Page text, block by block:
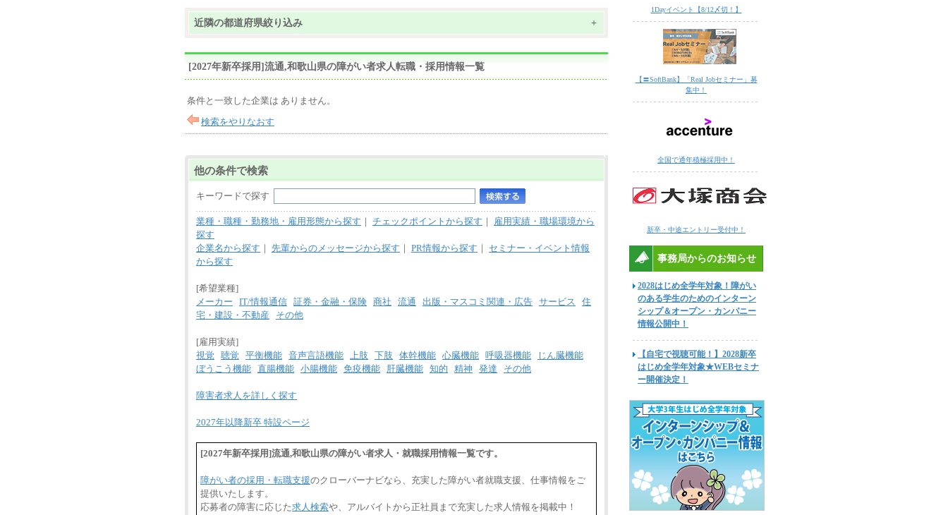
近隣の都道府県絞り込み +
[2027年新卒採用]流通,和歌山県の障がい者求人転職・採用情報一覧
条件と一致した企業は ありません。
検索をやりなおす
他の条件で検索
キーワードで探す
業種・職種・勤務地・雇用形態から探す ｜ チェックポイントから探す ｜ 雇用実績・職場環境から
探す
企業名から探す ｜ 先輩からのメッセージから探す ｜ PR情報から探す ｜ セミナー・イベント情報
から探す
[希望業種]
メーカー
IT/情報通信 証券・金融・保険 商社 流通 出版・マスコミ関連・広告 サービス
住
宅・建設・不動産
その他
[雇用実績]
視覚
聴覚 平衡機能 音声言語機能 上肢 下肢 体幹機能 心臓機能 呼吸器機能
じん臓機能
ぼうこう機能 直腸機能 小腸機能 免疫機能 肝臓機能 知的 精神 発達 その他
障害者求人を詳しく探す
2027年以降新卒 特設ページ
[2027年新卒採用]流通,和歌山県の障がい者求人・就職採用情報一覧です。
障がい者の採用・転職支援のクローバーナビなら、充実した障がい者就職支援、仕事情報をご
提供いたします。
応募者の障害に応じた求人検索や、アルバイトから正社員まで充実した求人情報を掲載中！
1Dayイベント【8/12〆切！】
【〓SoftBank】「Real Jobセミナー」募
集中！
全国で通年積極採用中！
新卒・中途エントリー受付中！
事務局からのお知らせ
2028はじめ全学年対象！障がい
のある学生のためのインターン
シップ＆オープン・カンパニー
情報公開中！
【自宅で視聴可能！】2028新卒
はじめ全学年対象★WEBセミナ
ー開催決定！